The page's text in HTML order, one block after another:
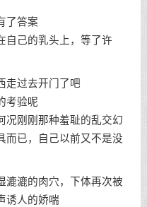
了答案
自己的乳头上，等了许
走过去开门了吧
考验呢
况刚刚那种羞耻的乱交幻
而已，自己以前又不是没
漉漉的肉穴，下体再次被
诱人的娇喘